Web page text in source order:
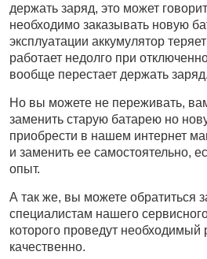
держать заряд, это может
необходимо заказывать новую
эксплуатации аккумулятор
работает недолго при
вообще перестает держать заряд.
Но вы можете не переживать,
заменить старую батарею но
приобрести в нашем интернет
и заменить ее самостоятельно,
опыт.
А так же, вы можете обратиться
специалистам нашего
которого проведут необходимый
качественно.